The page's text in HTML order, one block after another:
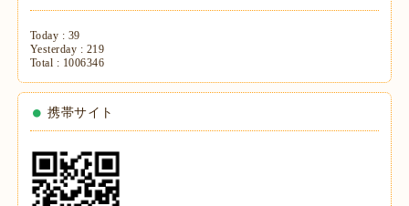
Today : 39
Yesterday : 219
Total : 1006346
携帯サイト